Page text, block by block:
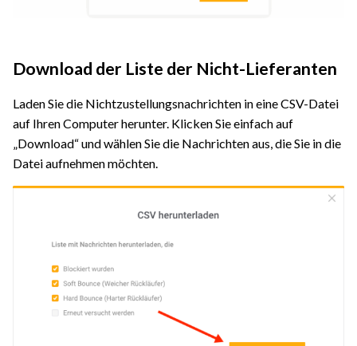
Download der Liste der Nicht-Lieferanten
Laden Sie die Nichtzustellungsnachrichten in eine CSV-Datei
auf Ihren Computer herunter. Klicken Sie einfach auf
„Download“ und wählen Sie die Nachrichten aus, die Sie in die
Datei aufnehmen möchten.